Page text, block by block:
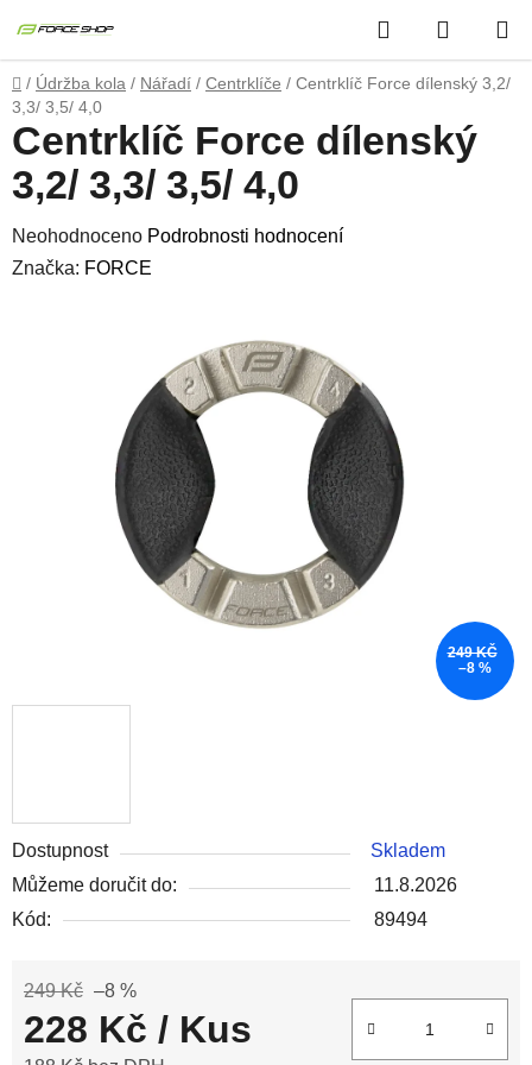
na
obsah
Hledat
KOŠÍK
Domů
/ Údržba kola / Nářadí / Centrklíče / Centrklíč Force dílenský 3,2/
3,3/ 3,5/ 4,0
Dostupnost
Skladem
Můžeme doručit do:
11.8.2026
Kód:
89494
249 Kč –8 %
228 Kč / Kus
Centrklíč Force dílenský
3,2/ 3,3/ 3,5/ 4,0
Průměrné
hodnocení
Neohodnoceno Podrobnosti hodnocení
Značka: FORCE
249 KČ
–8 %